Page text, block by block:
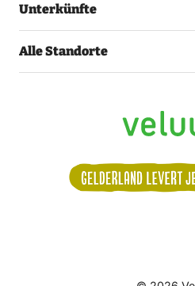
Unterkünfte
Alle Standorte